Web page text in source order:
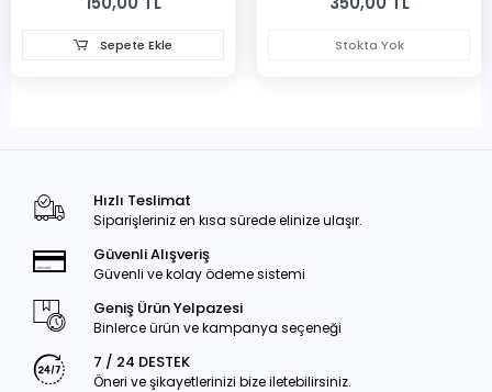
Sepete Ekle Stokta Yok
Hızlı Teslimat
Siparişleriniz en kısa sürede elinize ulaşır.
Güvenli Alışveriş
Güvenli ve kolay ödeme sistemi
Geniş Ürün Yelpazesi
Binlerce ürün ve kampanya seçeneği
7 / 24 DESTEK
Öneri ve şikayetlerinizi bize iletebilirsiniz.